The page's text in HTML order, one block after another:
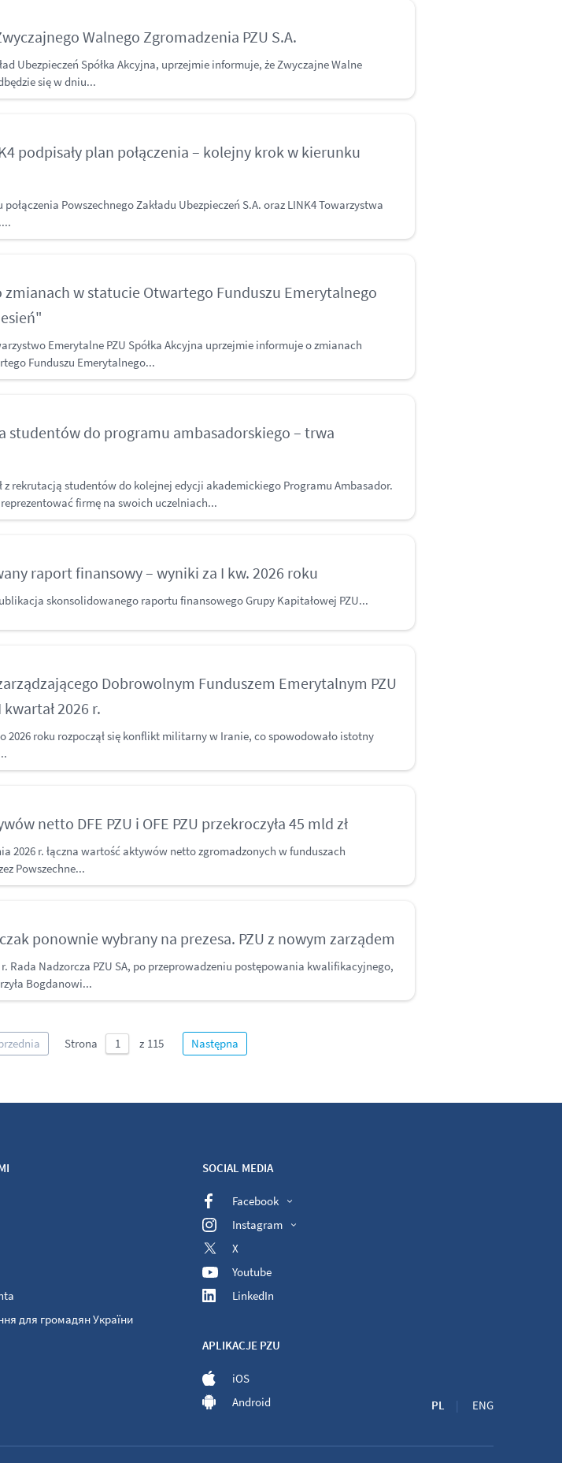
Walnego Zgromadzenia PZU S.A.
Ubezpieczeń Spółka Akcyjna, uprzejmie informuje, że Zwyczajne Walne
się w dniu...
podpisały plan połączenia – kolejny krok w kierunku
połączenia Powszechnego Zakładu Ubezpieczeń S.A. oraz LINK4 Towarzystwa
zmianach w statucie Otwartego Funduszu Emerytalnego
Emerytalne PZU Spółka Akcyjna uprzejmie informuje o zmianach
Funduszu Emerytalnego...
studentów do programu ambasadorskiego – trwa
z rekrutacją studentów do kolejnej edycji akademickiego Programu Ambasador.
firmę na swoich uczelniach...
raport finansowy – wyniki za I kw. 2026 roku
skonsolidowanego raportu finansowego Grupy Kapitałowej PZU...
Dobrowolnym Funduszem Emerytalnym PZU
kwartał 2026 r.
2026 roku rozpoczął się konflikt militarny w Iranie, co spowodowało istotny
netto DFE PZU i OFE PZU przekroczyła 45 mld zł
2026 r. łączna wartość aktywów netto zgromadzonych w funduszach
Powszechne...
ponownie wybrany na prezesa. PZU z nowym zarządem
Rada Nadzorcza PZU SA, po przeprowadzeniu postępowania kwalifikacyjnego,
Bogdanowi...
Strona Następna
для громадян України
SOCIAL MEDIA
Facebook
Instagram
X
Youtube
LinkedIn
APLIKACJE PZU
iOS
Android
PL ENG